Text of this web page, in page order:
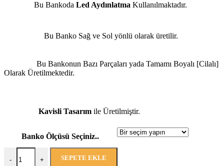
Bu Bankoda Led Aydınlatma Kullanılmaktadır.
Bu Banko Sağ ve Sol yönlü olarak üretilir.
Bu Bankonun Bazı Parçaları yada Tamamı Boyalı [Cilalı]
Olarak Üretilmektedir.
Kavisli Tasarım ile Üretilmiştir.
Banko Ölçüsü Seçiniz..
- + SEPETE EKLE